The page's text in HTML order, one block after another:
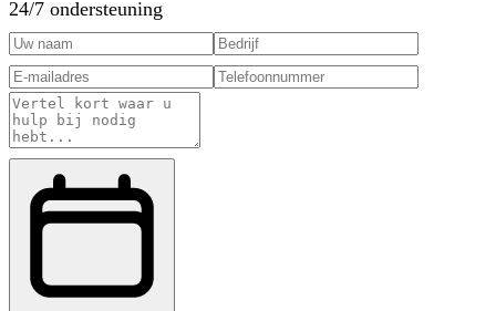
24/7 ondersteuning